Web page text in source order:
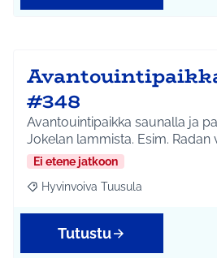
#348
Avantouintipaikka saunalla ja
Jokelan lammista. Esim. Radan
Ei etene jatkoon
Rajaa tulokset aihepiirin mukaan:
Hyvinvoiva Tuusula
Tutustu